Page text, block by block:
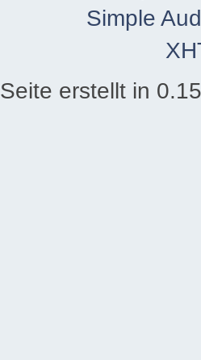
Simple
Seite erstellt in